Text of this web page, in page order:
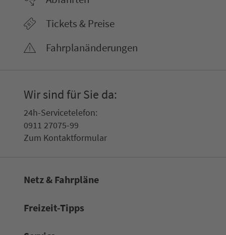
Tickets & Preise
Fahr­plan­ände­rungen
Wir sind für Sie da:
24h-Ser­vice­te­le­fon:
0911 27075-99
Zum Kon­taktformular
Netz & Fahrpläne
Frei­zeit-Tipps